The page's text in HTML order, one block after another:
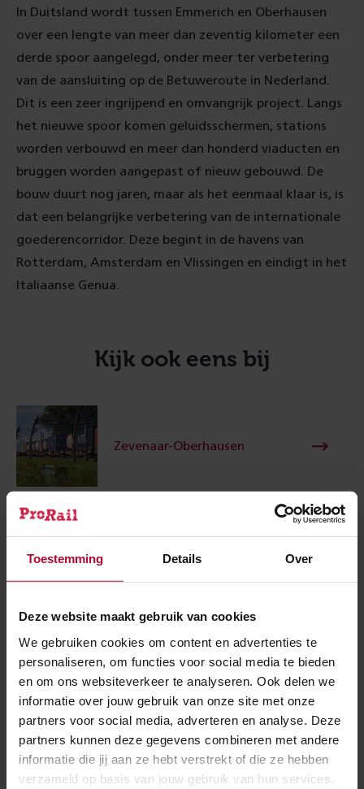
Toestemming Details Over
Deze website maakt gebruik van cookies
We gebruiken cookies om content en advertenties te
personaliseren, om functies voor social media te bieden
en om ons websiteverkeer te analyseren. Ook delen we
informatie over jouw gebruik van onze site met onze
partners voor social media, adverteren en analyse. Deze
partners kunnen deze gegevens combineren met andere
informatie die jij aan ze hebt verstrekt of die ze hebben
verzameld op basis van jouw gebruik van hun services.
In Duitsland wordt tussen Emmerich en Oberhausen
over een lengte van meer dan zeventig kilometer een
derde spoor aangelegd, onder meer ter verbetering
van de aansluiting op de Betuweroute in Nederland.
Dit is een zeer ingrijpend en omvangrijk project. Langs
het nieuwe spoor komen geluidsschermen, stations
worden verbouwd en meer dan honderd viaducten en
bruggen worden aangepast of nieuw gebouwd. De
bouw duurt nog jaren, maar als het eenmaal klaar is, is
dat een belangrijke verbetering van de internationale
goederencorridor. Deze begint in de havens van
Rotterdam, Amsterdam en Vlissingen en eindigt in het
Italiaanse Genua.
Kijk ook eens bij
Zevenaar-Oberhausen
Meer over:
Goederenvervoer Werkzaamheden
Zevenaar-Oberhausen
Meer nieuws